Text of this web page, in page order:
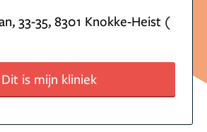
33-35, 8301 Knokke-Heist (
Dit is mijn kliniek